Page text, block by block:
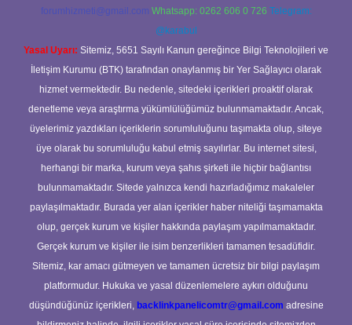
forumhizmeti@gmail.com Whatsapp: 0262 606 0 726 Telegram:
@karabul
Yasal Uyarı: Sitemiz, 5651 Sayılı Kanun gereğince Bilgi Teknolojileri ve
İletişim Kurumu (BTK) tarafından onaylanmış bir Yer Sağlayıcı olarak
hizmet vermektedir. Bu nedenle, sitedeki içerikleri proaktif olarak
denetleme veya araştırma yükümlülüğümüz bulunmamaktadır. Ancak,
üyelerimiz yazdıkları içeriklerin sorumluluğunu taşımakta olup, siteye
üye olarak bu sorumluluğu kabul etmiş sayılırlar. Bu internet sitesi,
herhangi bir marka, kurum veya şahıs şirketi ile hiçbir bağlantısı
bulunmamaktadır. Sitede yalnızca kendi hazırladığımız makaleler
paylaşılmaktadır. Burada yer alan içerikler haber niteliği taşımamakta
olup, gerçek kurum ve kişiler hakkında paylaşım yapılmamaktadır.
Gerçek kurum ve kişiler ile isim benzerlikleri tamamen tesadüfidir.
Sitemiz, kar amacı gütmeyen ve tamamen ücretsiz bir bilgi paylaşım
platformudur. Hukuka ve yasal düzenlemelere aykırı olduğunu
düşündüğünüz içerikleri, backlinkpanelicomtr@gmail.com adresine